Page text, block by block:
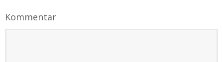
Kommentar